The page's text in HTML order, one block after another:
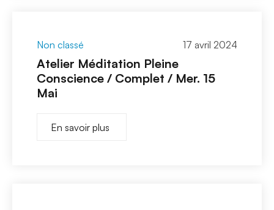
Non classé 17 avril 2024
Atelier Méditation Pleine
Conscience / Complet / Mer. 15
Mai
En savoir plus